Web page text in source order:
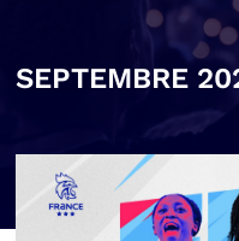
SEPTEMBRE